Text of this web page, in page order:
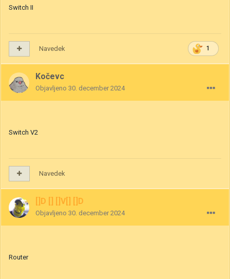
Switch II
1
Navedek
Kočevc
Objavljeno 30. december 2024
Switch V2
Navedek
[]D [] []V[] []D
Objavljeno 30. december 2024
Router